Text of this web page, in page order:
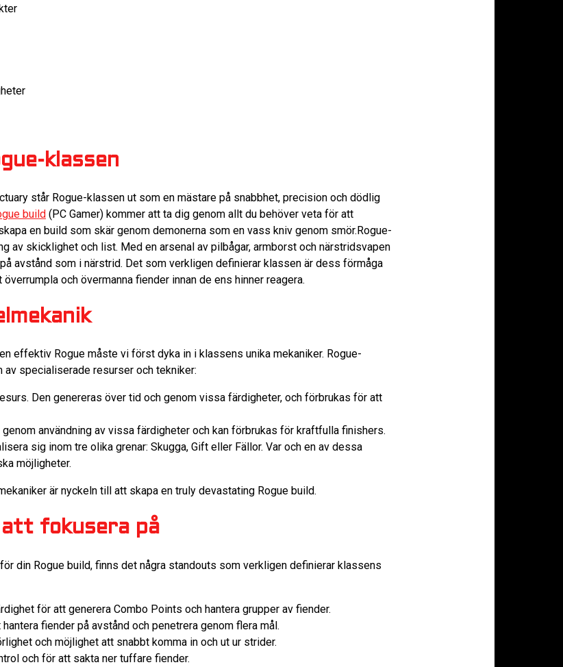
klassen
står Rogue-klassen ut som en mästare på snabbhet, precision och dödlig
build (PC Gamer) kommer att ta dig genom allt du behöver veta för att
en build som skär genom demonerna som en vass kniv genom smör.Rogue-
av skicklighet och list. Med en arsenal av pilbågar, armborst och närstridsvapen
avstånd som i närstrid. Det som verkligen definierar klassen är dess förmåga
och övermanna fiender innan de ens hinner reagera.
effektiv Rogue måste vi först dyka in i klassens unika mekaniker. Rogue-
specialiserade resurser och tekniker:
Den genereras över tid och genom vissa färdigheter, och förbrukas för att
användning av vissa färdigheter och kan förbrukas för kraftfulla finishers.
sig inom tre olika grenar: Skugga, Gift eller Fällor. Var och en av dessa
möjligheter.
är nyckeln till att skapa en truly devastating Rogue build.
fokusera på
din Rogue build, finns det några standouts som verkligen definierar klassens
för att generera Combo Points och hantera grupper av fiender.
fiender på avstånd och penetrera genom flera mål.
och möjlighet att snabbt komma in och ut ur strider.
och för att sakta ner tuffare fiender.